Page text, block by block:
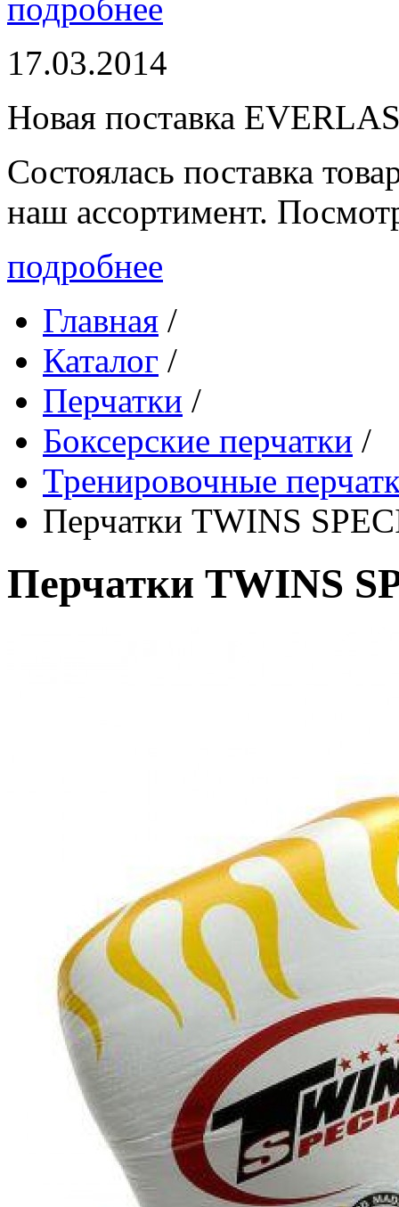
подробнее
17.03.2014
Новая поставка
Состоялась поставка
наш ассортимент.
подробнее
Главная /
Каталог /
Перчатки /
Боксерские перчатки /
Тренировочные
Перчатки TWINS
Перчатки TWINS